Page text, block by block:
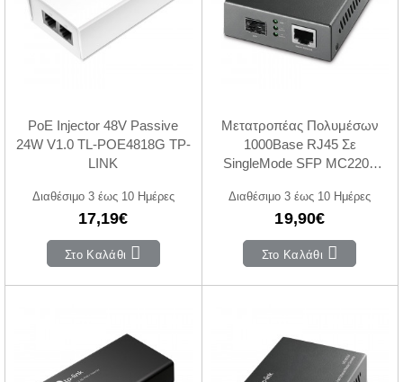
PoE Injector 48V Passive
24W V1.0 TL-POE4818G TP-
LINK
Διαθέσιμο 3 έως 10 Ημέρες
17,19€
Στο Καλάθι
Μετατροπέας Πολυμέσων
1000Base RJ45 Σε
SingleMode SFP MC220L
Διαθέσιμο 3 έως 10 Ημέρες
19,90€
Στο Καλάθι